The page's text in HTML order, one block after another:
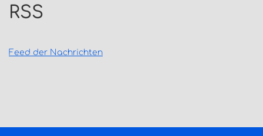
RSS
Feed der Nachrichten